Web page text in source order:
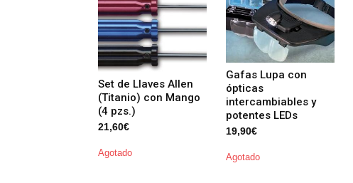
Set de Llaves Allen
(Titanio) con Mango
(4 pzs.)
21,60€
Agotado
Gafas Lupa con
ópticas
intercambiables y
potentes LEDs
19,90€
Agotado